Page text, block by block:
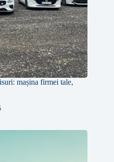
mașina firmei tale,